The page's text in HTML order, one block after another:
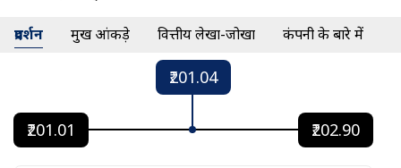
प्रदर्शन प्रमुख आंकड़े वित्तीय लेखा-जोखा कंपनी के बारे में
₹201.04
₹201.01 ₹202.90